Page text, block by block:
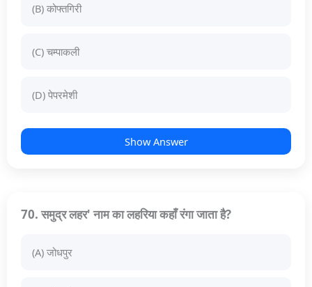
(B) कोफ्तगिरी
(C) चम्पाकली
(D) पेपरमेशी
Show Answer
70. समुद्र लहर' नाम का लहरिया कहाँ रंगा जाता है?
(A) जोधपुर